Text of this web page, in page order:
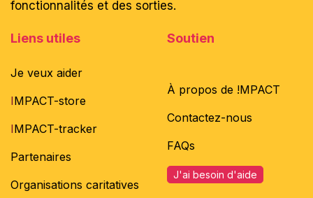
fonctionnalités et des sorties.
Liens utiles
Je veux aider
IMPACT-store
IMPACT-tracker
Partenaires
Organisations caritatives
Soutien
À propos de !MPACT
Contactez-nous
FAQs
J'ai besoin d'aide